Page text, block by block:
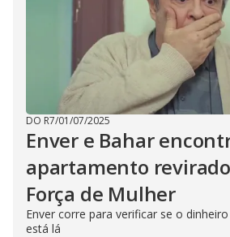
DO R7/01/07/2025
Enver e Bahar
apartamento
Força de Mulher
Enver corre para verificar se o
está lá